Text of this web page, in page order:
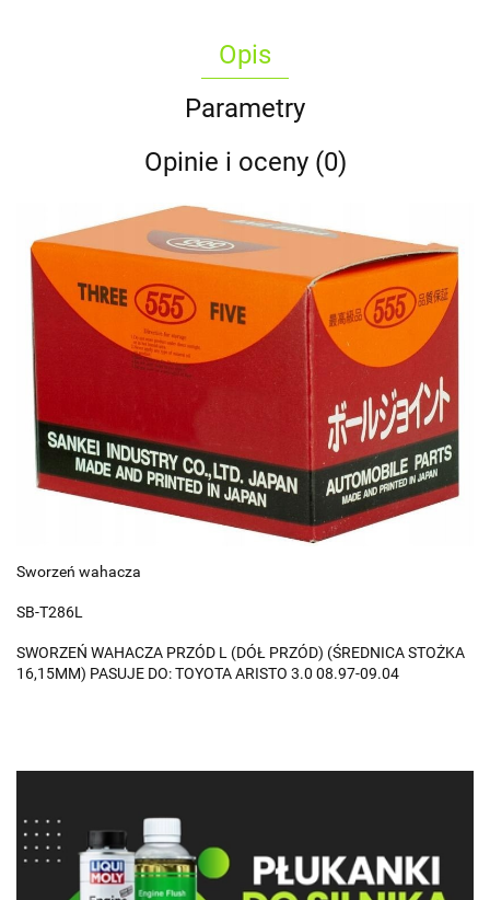
Opis
Parametry
Opinie i oceny (0)
Sworzeń wahacza
SB-T286L
SWORZEŃ WAHACZA PRZÓD L (DÓŁ PRZÓD) (ŚREDNICA STOŻKA
16,15MM) PASUJE DO: TOYOTA ARISTO 3.0 08.97-09.04